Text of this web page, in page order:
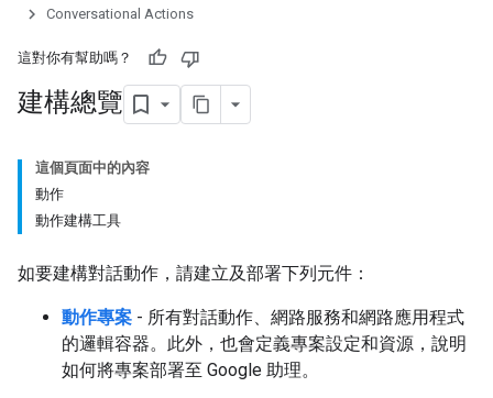
Conversational Actions
這對你有幫助嗎？
建構總覽
這個頁面中的內容
動作
動作建構工具
如要建構對話動作，請建立及部署下列元件：
動作專案 - 所有對話動作、網路服務和網路應用程式
的邏輯容器。此外，也會定義專案設定和資源，說明
如何將專案部署至 Google 助理。